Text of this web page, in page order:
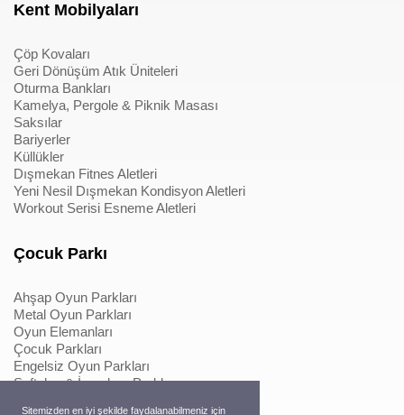
Sitemizden en iyi şekilde faydalanabilmeniz için
Kent Mobilyaları
Çöp Kovaları
Geri Dönüşüm Atık Üniteleri
Oturma Bankları
Kamelya, Pergole & Piknik Masası
Saksılar
Bariyerler
Küllükler
Dışmekan Fitnes Aletleri
Yeni Nesil Dışmekan Kondisyon Aletleri
Workout Serisi Esneme Aletleri
Çocuk Parkı
Ahşap Oyun Parkları
Metal Oyun Parkları
Oyun Elemanları
Çocuk Parkları
Engelsiz Oyun Parkları
Softplay & İçmekan Parkları